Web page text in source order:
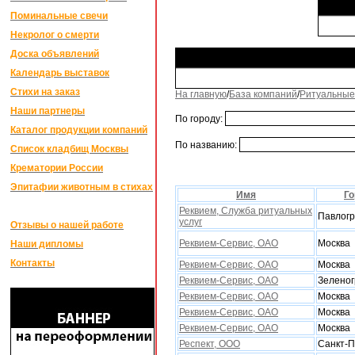
Поминальные свечи
Некролог о смерти
Доска объявлений
Календарь выставок
Стихи на заказ
Наши партнеры
Каталог продукции компаний
Список кладбищ Москвы
Крематории России
Эпитафии животным в стихах
Отзывы о нашей работе
Наши дипломы
Контакты
На главную/База компаний/
По городу:
По названию:
Имя
Реквием, Служба ритуальныx
услуг
Реквием-Сервис, ОАО
Москва
Реквием-Сервис, ОАО
Москва
Реквием-Сервис, ОАО
Реквием-Сервис, ОАО
Москва
Реквием-Сервис, ОАО
Москва
Реквием-Сервис, ОАО
Москва
Респект, ООО
Санкт-